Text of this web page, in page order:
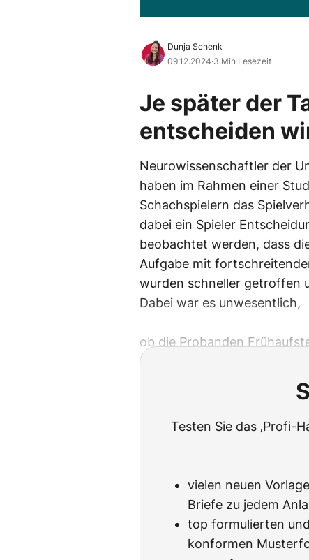
Dunja Schenk
09.12.2024·3 Min Lesezeit
Je später der
entscheiden
Neurowissenschaftler der
haben im Rahmen einer
Schachspielern das
dabei ein Spieler
beobachtet werden, dass
Aufgabe mit
wurden schneller getroffen
Dabei war es unwesentlich,
ob die Probanden
Testen Sie das ‚Profi-
vielen neuen
Briefe zu jedem
top formulierten
konformen